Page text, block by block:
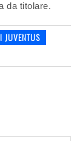
da titolare.
JUVENTUS